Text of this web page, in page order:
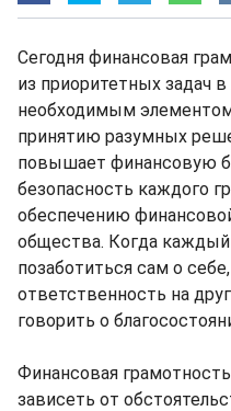
Сегодня финансовая
из приоритетных задач
необходимым
принятию разумных
повышает финансовую
безопасность каждого
обеспечению
общества. Когда
позаботиться сам о
ответственность на
говорить о
Финансовая
зависеть от